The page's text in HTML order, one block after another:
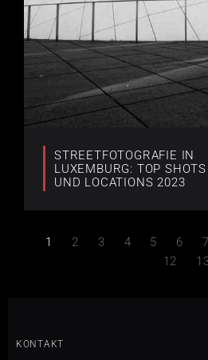
STREETFOTOGRAFIE IN
LUXEMBURG: TOP SHOTS
UND LOCATIONS 2023
1 2 3 4 5 6 7
12
KONTAKT